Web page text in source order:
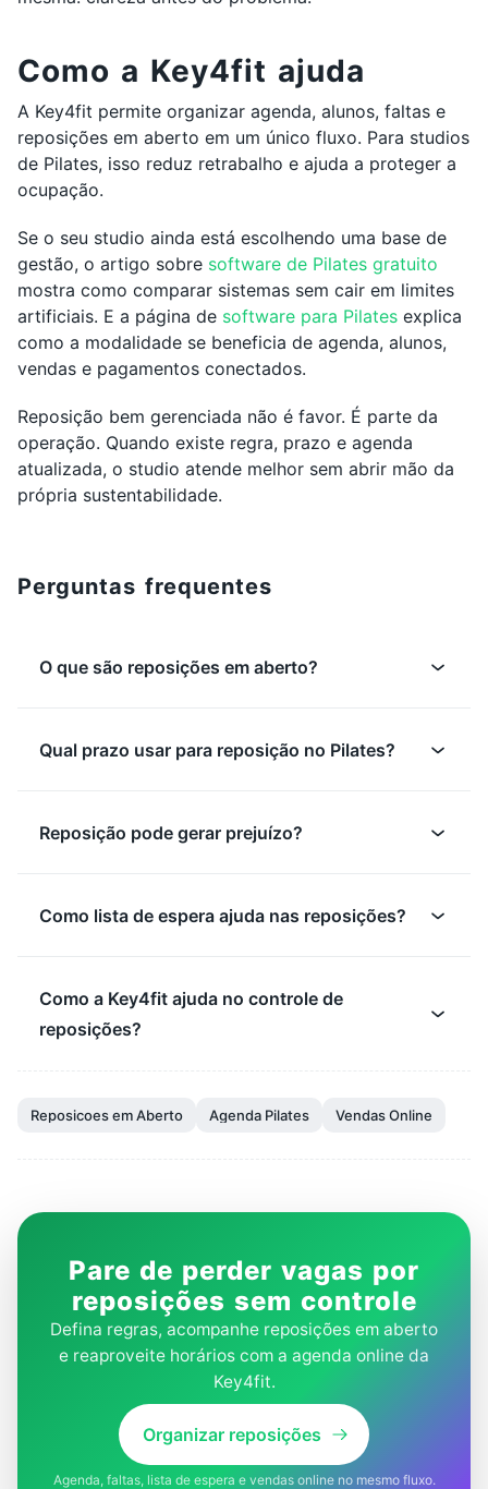
Como a Key4fit ajuda
A Key4fit permite organizar agenda, alunos, faltas e
reposições em aberto em um único fluxo. Para studios
de Pilates, isso reduz retrabalho e ajuda a proteger a
ocupação.
Se o seu studio ainda está escolhendo uma base de
gestão, o artigo sobre software de Pilates gratuito
mostra como comparar sistemas sem cair em limites
artificiais. E a página de software para Pilates explica
como a modalidade se beneficia de agenda, alunos,
vendas e pagamentos conectados.
Reposição bem gerenciada não é favor. É parte da
operação. Quando existe regra, prazo e agenda
atualizada, o studio atende melhor sem abrir mão da
própria sustentabilidade.
Perguntas frequentes
O que são reposições em aberto?
Qual prazo usar para reposição no Pilates?
Reposição pode gerar prejuízo?
Como lista de espera ajuda nas reposições?
Como a Key4fit ajuda no controle de
reposições?
Reposicoes em Aberto Agenda Pilates Vendas Online
Pare de perder vagas por
reposições sem controle
Defina regras, acompanhe reposições em aberto
e reaproveite horários com a agenda online da
Key4fit.
Organizar reposições
Agenda, faltas, lista de espera e vendas online no mesmo fluxo.